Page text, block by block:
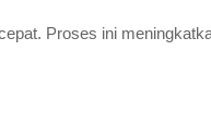
Proses ini